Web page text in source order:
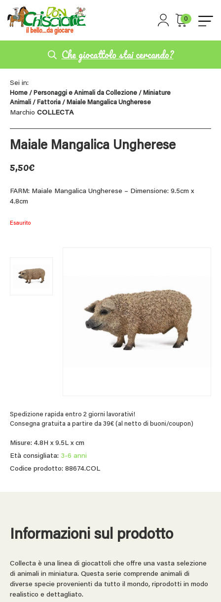
0
Che giocattolo stai cercando?
Sei in:
Home / Personaggi e Animali da Collezione / Miniature
Animali / Fattoria / Maiale Mangalica Ungherese
Marchio COLLECTA
Maiale Mangalica Ungherese
5,50€
FARM: Maiale Mangalica Ungherese – Dimensione: 9.5cm x
4.8cm
Esaurito
Spedizione rapida entro 2 giorni lavorativi!
Consegna gratuita a partire da 39€ (al netto di buoni/coupon)
Misure: 4.8H x 9.5L x cm
Età consigliata: 3-6 anni
Codice prodotto: 88674.COL
Informazioni sul prodotto
Collecta è una linea di giocattoli che offre una vasta selezione
di animali in miniatura. Questa serie comprende animali di
diverse specie provenienti da tutto il mondo, riprodotti in modo
realistico e dettagliato.